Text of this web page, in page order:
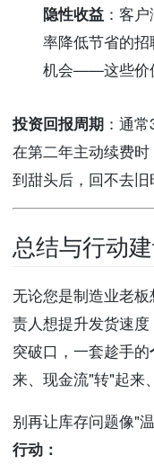
隐性收益：客户
率降低节省的
机会——这些价
投资回报周期 ：通
在第二年主动续费
到甜头后，回不去旧
总结与行动
无论您是制造业老
责人想提升发货速
突破口，一套趁手的
来、现金流"转"起来
别再让库存问题像"
行动：